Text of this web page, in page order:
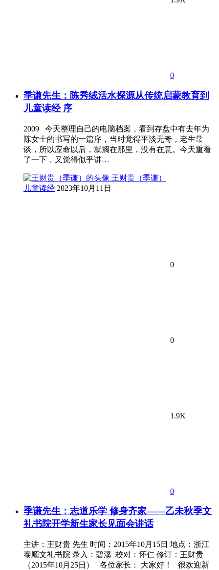
0
季谦先生：陈秀绒活水探源从传统启蒙教育到
儿童读经 序
2009 今天整理自己的电脑档案，看到存盘中有去年为
陈女士的书写的一篇序，当时觉得平淡无奇，老生常
谈，所以应命以后，就搁在那里，没有在意。今天重看
了一下，又觉得似乎讲…
王财贵（季谦）
儿童读经 2023年10月11日
0
0
1.9K
0
季谦先生：志道乐学 修身齐家——乙未秋季文
礼书院开学新生家长见面会讲话
主讲：王财贵 先生 时间：2015年10月15日 地点：浙江
泰顺文礼书院 录入：碧溪 校对：怀仁 修订：王财贵
（2015年10月25日） 各位家长： 大家好！ 很欢迎新